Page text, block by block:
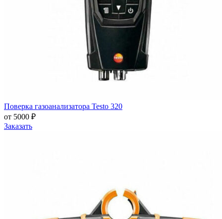
Поверка газоанализатора Testo 320
от 5000 ₽
Заказать